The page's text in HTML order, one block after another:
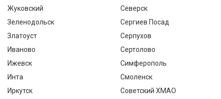
Жуковский
Зеленодольск
Златоуст
Иваново
Ижевск
Инта
Иркутск
Северск
Сергиев Посад
Серпухов
Сертолово
Симферополь
Смоленск
Советский ХМАО